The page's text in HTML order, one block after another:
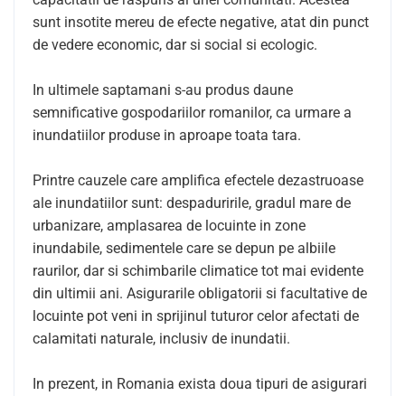
sunt insotite mereu de efecte negative, atat din punct
de vedere economic, dar si social si ecologic.
In ultimele saptamani s-au produs daune
semnificative gospodariilor romanilor, ca urmare a
inundatiilor produse in aproape toata tara.
Printre cauzele care amplifica efectele dezastruoase
ale inundatiilor sunt: despaduririle, gradul mare de
urbanizare, amplasarea de locuinte in zone
inundabile, sedimentele care se depun pe albiile
raurilor, dar si schimbarile climatice tot mai evidente
din ultimii ani. Asigurarile obligatorii si facultative de
locuinte pot veni in sprijinul tuturor celor afectati de
calamitati naturale, inclusiv de inundatii.
In prezent, in Romania exista doua tipuri de asigurari